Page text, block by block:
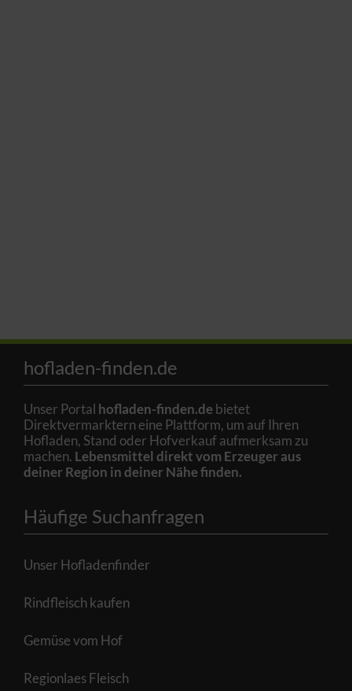
hofladen-finden.de
Unser Portal hofladen-finden.debietet
Direktvermarktern eine Plattform, um auf Ihren
Hofladen, Stand oder Hofverkauf aufmerksam zu
machen. Lebensmittel direkt vom Erzeuger aus
deiner Region in deiner Nähe finden.
Häufige Suchanfragen
Unser Hofladenfinder
Rindfleisch kaufen
Gemüse vom Hof
Regionlaes Fleisch